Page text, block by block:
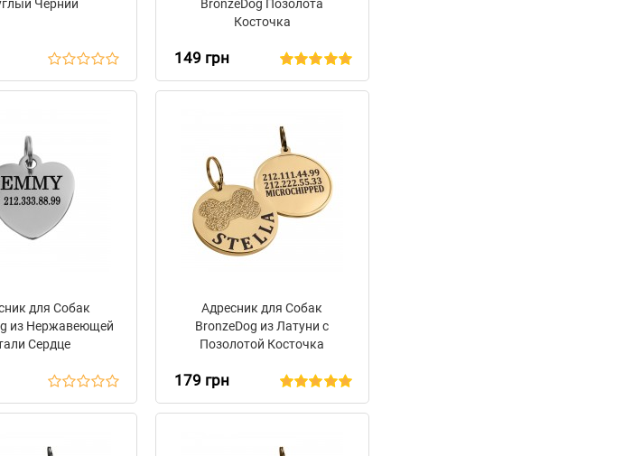
Чёрний
BronzeDog Позолота
Косточка
149 грн
для Собак
из Нержавеющей
Сердце
Адресник для Собак
BronzeDog из Латуни с
Позолотой Косточка
179 грн